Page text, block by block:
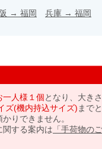
→ 福岡 兵庫 → 福岡
一人様１個となり、大き
ズ(機内持込サイズ) まで
りできません。
する案内は 「手荷物の